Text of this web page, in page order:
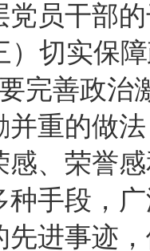
党员干部
切实保障
完善政治
并重的做
感、荣誉
种手段，
先进事迹